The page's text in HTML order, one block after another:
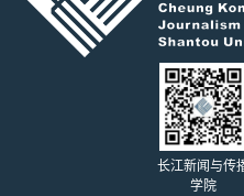
长江新闻与传
学院